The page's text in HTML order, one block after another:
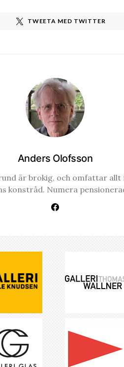
TWEETA MED TWITTER
Anders Olofsson
är brokig, och omfattar
konstråd. Numera